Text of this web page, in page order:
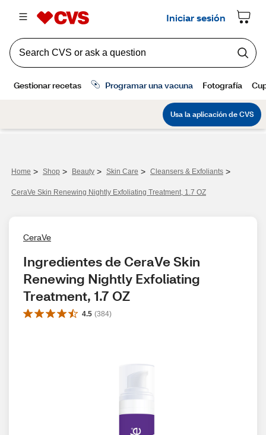
Home > Shop > Beauty > Skin Care > Cleansers & Exfoliants >
CeraVe Skin Renewing Nightly Exfoliating Treatment, 1.7 OZ
CeraVe
Ingredientes de CeraVe Skin
Renewing Nightly Exfoliating
Treatment, 1.7 OZ
4.5 (384)